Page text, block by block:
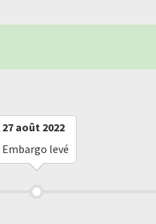
27 août 2022
Embargo levé